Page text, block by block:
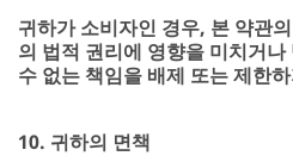
귀하가 소비자인 경우, 본 약관
의 법적 권리에 영향을 미치거
수 없는 책임을 배제 또는 제한
10. 귀하의 면책